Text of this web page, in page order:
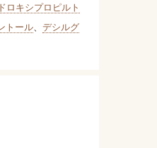
ロキシプロピルト
トール、 デシルグ